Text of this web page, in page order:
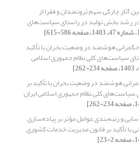
آثار چارکی سهم ثروتمندان و فقرا از
رشد بخش تولید در راستای سیاست‌های
هوشمند در وضعیت بحران با تأکید
سیاست‌های کلی نظام جمهوری اسلامی
هوشمند در وضعیت بحران با تأکید بر
کلی نظام جمهوری اسلامی ایران
و رتبه‌بندی عوامل مؤثر بر پیاده‌سازی
با تأکید بر قانون مدیریت خدمات کشوری